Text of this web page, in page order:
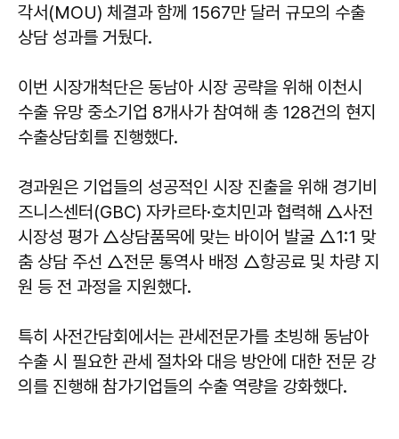
각서(MOU) 체결과 함께 1567만 달러 규모의 수출
상담 성과를 거뒀다.
이번 시장개척단은 동남아 시장 공략을 위해 이천시
수출 유망 중소기업 8개사가 참여해 총 128건의 현지
수출상담회를 진행했다.
경과원은 기업들의 성공적인 시장 진출을 위해 경기비
즈니스센터(GBC) 자카르타·호치민과 협력해 △사전
시장성 평가 △상담품목에 맞는 바이어 발굴 △1:1 맞
춤 상담 주선 △전문 통역사 배정 △항공료 및 차량 지
원 등 전 과정을 지원했다.
특히 사전간담회에서는 관세전문가를 초빙해 동남아
수출 시 필요한 관세 절차와 대응 방안에 대한 전문 강
의를 진행해 참가기업들의 수출 역량을 강화했다.